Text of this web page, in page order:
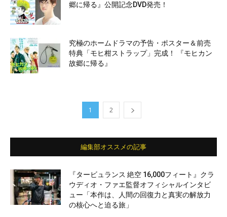
郷に帰る』公開記念DVD発売！
究極のホームドラマの予告・ポスター＆前売
特典「モヒ柑ストラップ」完成！ 『モヒカン
故郷に帰る』
1 2
編集部オススメの記事
『タービュランス 絶空 16,000フィート』クラ
ウディオ・ファエ監督オフィシャルインタビ
ュー「本作は、人間の回復力と真実の解放力
の核心へと迫る旅」